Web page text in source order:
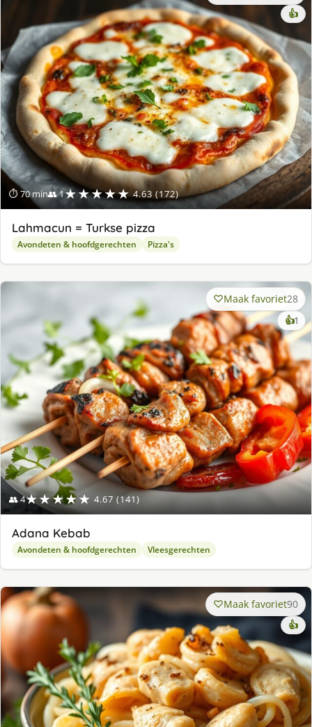
⏱ 70 min👥 1★★★★★ 4.63 (172)
👍
Lahmacun = Turkse pizza
Avondeten & hoofdgerechten Pizza's
👥 4★★★★★ 4.67 (141)
Maak favoriet28
👍1
Adana Kebab
Avondeten & hoofdgerechten Vleesgerechten
Maak favoriet90
👍